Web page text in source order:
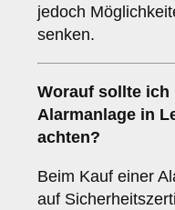
jedoch
senken.
Worauf sollte ich
Alarmanlage in
achten?
Beim Kauf einer
auf